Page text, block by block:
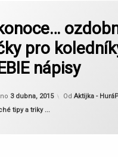
pro
nápisy
3 dubna, 2015
Aktualizováno 3
Od Aktijka -
tipy a triky ...